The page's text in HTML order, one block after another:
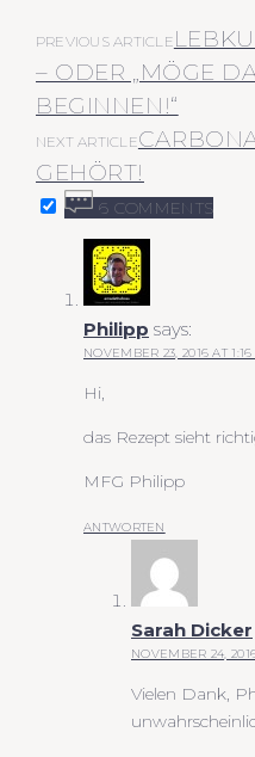
PREVIOUS ARTICLE
– ODER „MÖGE
BEGINNEN!“
NEXT ARTICLE
GEHÖRT!
6 COMMENTS
Philipp says:
NOVEMBER 23, 2016 AT
Hi,
das Rezept sieht
MFG Philipp
ANTWORTEN
Sarah Dicker
NOVEMBER 24,
Vielen Dank,